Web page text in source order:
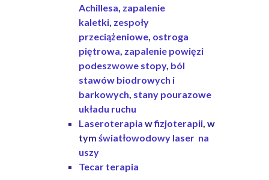
Achillesa, zapalenie
kaletki, zespoły
przeciążeniowe, ostroga
piętrowa, zapalenie powięzi
podeszwowe stopy, ból
stawów biodrowych i
barkowych, stany pourazowe
układu ruchu
Laseroterapia wfizjoterapii, w
tym światłowodowy laser na
uszy
Tecar terapia